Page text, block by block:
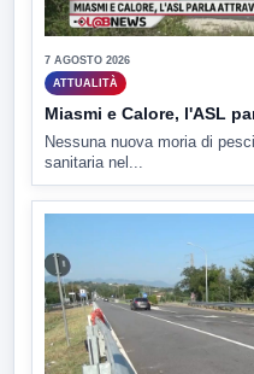
7 AGOSTO 2026
ATTUALITÀ
Miasmi e Calore, l'ASL
Nessuna nuova moria di
sanitaria nel...